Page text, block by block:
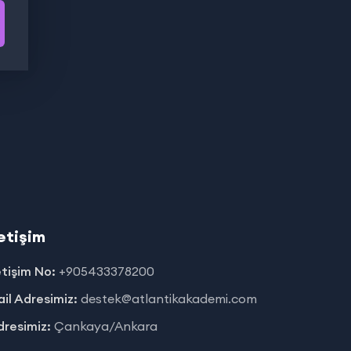
No: +905433378200
Adresimiz: destek@atlantikakademi.com
Çankaya/Ankara